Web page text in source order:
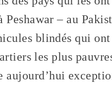
Peshawar – au
blindés qui
les plus